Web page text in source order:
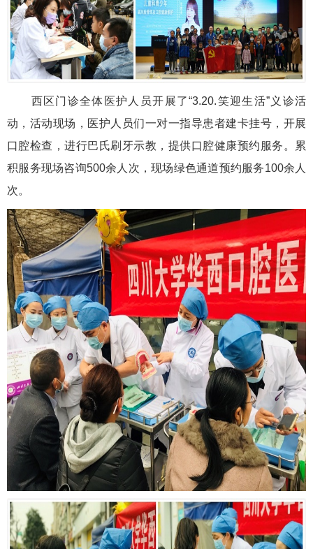
西区门诊全体医护人员开展了“3.20.笑迎生活”义诊活
动，活动现场，医护人员们一对一指导患者建卡挂号，开展
口腔检查，进行巴氏刷牙示教，提供口腔健康预约服务。累
积服务现场咨询500余人次，现场绿色通道预约服务100余人
次。